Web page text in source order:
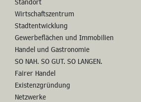
Wirtschaft/Stadtentwicklung
Standort
Wirtschaftszentrum
Stadtentwicklung
Gewerbeflächen und Immobilien
Handel und Gastronomie
SO NAH. SO GUT. SO LANGEN.
Fairer Handel